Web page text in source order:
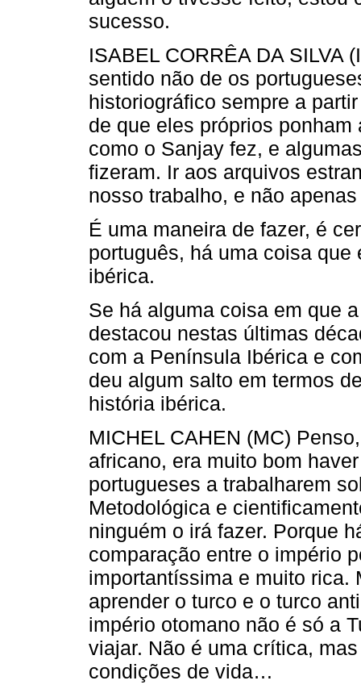
sucesso.
ISABEL CORRÊA DA SILVA
sentido não de os
historiográfico sempre a
de que eles próprios ponham
como o Sanjay fez, e
fizeram. Ir aos arquivos
nosso trabalho, e não
É uma maneira de fazer, é
português, há uma coisa
ibérica.
Se há alguma coisa em que
destacou nestas últimas
com a Península Ibérica e
deu algum salto em termos
história ibérica.
MICHEL CAHEN (MC)
africano, era muito bom
portugueses a trabalharem
Metodológica e
ninguém o irá fazer. Porque
comparação entre o império
importantíssima e muito rica.
aprender o turco e o turco
império otomano não é só a
viajar. Não é uma crítica,
condições de vida…